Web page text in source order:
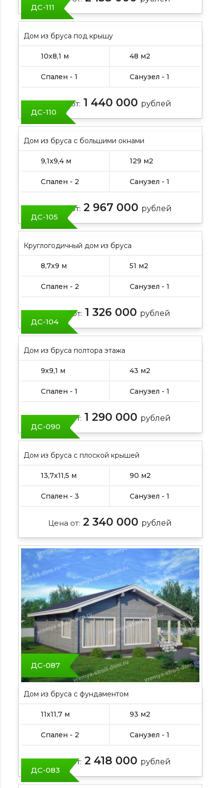
ДС-111
Дом из бруса под крышу
10х8,1 м 48 м2
Спален - 1 Санузел - 1
Цена от: 1 440 000 рублей
ДС-110
Дом из бруса с большими окнами
9,1х9,4 м 129 м2
Спален - 2 Санузел - 1
Цена от: 2 967 000 рублей
ДС-105
Круглогодичный дом из бруса
8,7х9 м 51 м2
Спален - 2 Санузел - 1
Цена от: 1 326 000 рублей
ДС-104
Дом из бруса полтора этажа
9х9,1 м 43 м2
Спален - 1 Санузел - 1
Цена от: 1 290 000 рублей
ДС-090
Дом из бруса с плоской крышей
13,7х11,5 м 90 м2
Спален - 3 Санузел - 1
Цена от: 2 340 000 рублей
ДС-087
Дом из бруса с фундаментом
11х11,7 м 93 м2
Спален - 2 Санузел - 1
Цена от: 2 418 000 рублей
ДС-083